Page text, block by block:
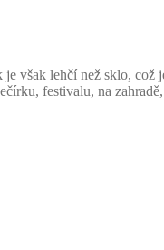
však lehčí než sklo,
festivalu, na